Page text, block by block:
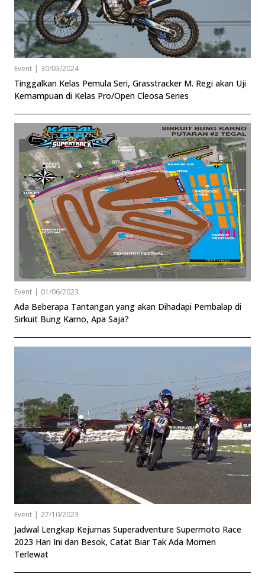
Event | 30/03/2024
Tinggalkan Kelas Pemula Seri, Grasstracker M. Regi akan Uji
Kemampuan di Kelas Pro/Open Cleosa Series
Event | 01/06/2023
Ada Beberapa Tantangan yang akan Dihadapi Pembalap di
Sirkuit Bung Karno, Apa Saja?
Event | 27/10/2023
Jadwal Lengkap Kejurnas Superadventure Supermoto Race
2023 Hari Ini dan Besok, Catat Biar Tak Ada Momen
Terlewat